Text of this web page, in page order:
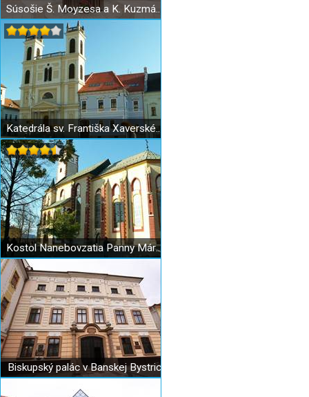
Súsošie Š. Moyzesa a K. Kuzmányho v Banskej Bystrici
Katedrála sv. Františka Xaverského Banská Bystrica
Kostol Nanebovzatia Panny Márie (hradný kostol) v Banskej Bystrici
Biskupský palác v Banskej Bystrici